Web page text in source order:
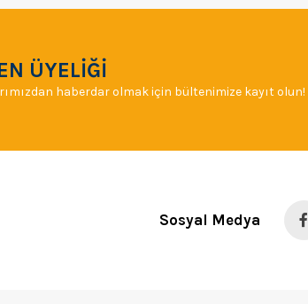
ÜYELİĞİ
haberdar olmak için bültenimize kayıt olun!
Sosyal Medya